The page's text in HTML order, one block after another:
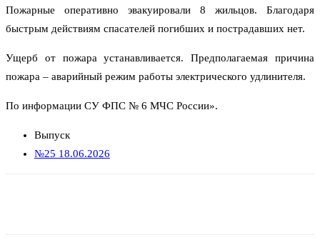
Пожарные оперативно эвакуировали 8 жильцов. Благодаря
быстрым действиям спасателей погибших и пострадавших нет.
Ущерб от пожара устанавливается. Предполагаемая причина
пожара – аварийный режим работы электрического удлинителя.
По информации СУ ФПС № 6 МЧС России».
Выпуск
№25 18.06.2026